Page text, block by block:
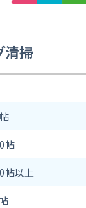
清掃
帖
帖以上